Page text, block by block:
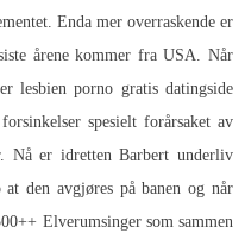
Enda mer overraskende er
årene kommer fra USA. Når
lesbien porno gratis datingside
spesielt forårsaket av
Nå er idrettenBarbert underliv
den avgjøres på banen og når
Elverumsinger som sammen